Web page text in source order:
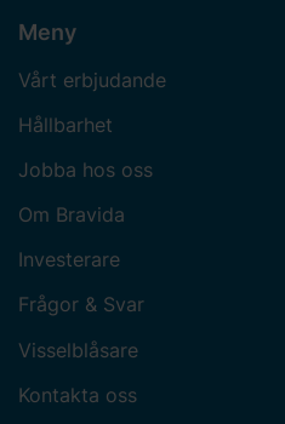
Meny
Vårt erbjudande
Hållbarhet
Jobba hos oss
Om Bravida
Investerare
Frågor & Svar
Visselblåsare
Kontakta oss